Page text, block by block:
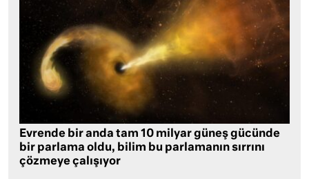
Evrende bir anda tam 10 milyar güneş gücünde
bir parlama oldu, bilim bu parlamanın sırrını
çözmeye çalışıyor